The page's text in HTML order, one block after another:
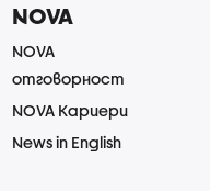
NOVA
NOVA
отговорност
NOVA Кариери
News in English